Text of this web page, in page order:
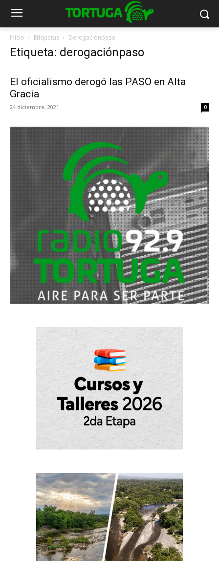
Inicio Etiquetas Derogaciónpaso
Etiqueta: derogaciónpaso
El oficialismo derogó las PASO en Alta
Gracia
24 diciembre, 2021 0